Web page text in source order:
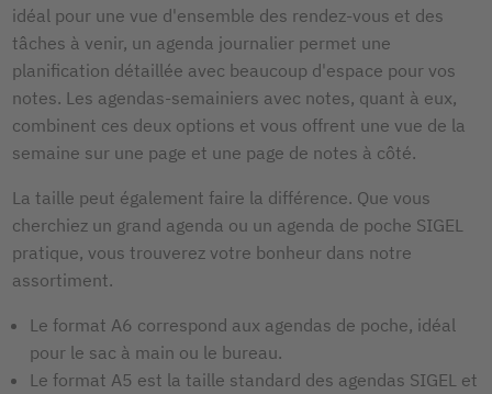
idéal pour une vue d'ensemble des rendez-vous et des
tâches à venir, un agenda journalier permet une
planification détaillée avec beaucoup d'espace pour vos
notes. Les agendas-semainiers avec notes, quant à eux,
combinent ces deux options et vous offrent une vue de la
semaine sur une page et une page de notes à côté.
La taille peut également faire la différence. Que vous
cherchiez un grand agenda ou un agenda de poche SIGEL
pratique, vous trouverez votre bonheur dans notre
assortiment.
Le format A6 correspond aux agendas de poche, idéal
pour le sac à main ou le bureau.
Le format A5 est la taille standard des agendas SIGEL et